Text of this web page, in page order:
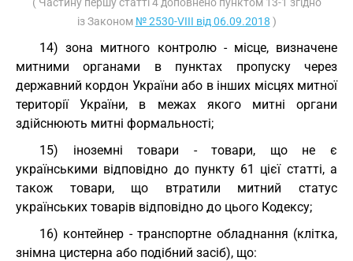
із Законом № 2530-VIII від 06.09.2018 )
14) зона митного контролю - місце, визначене
митними органами в пунктах пропуску через
державний кордон України або в інших місцях митної
території України, в межах якого митні органи
здійснюють митні формальності;
15) іноземні товари - товари, що не є
українськими відповідно до пункту 61 цієї статті, а
також товари, що втратили митний статус
українських товарів відповідно до цього Кодексу;
16) контейнер - транспортне обладнання (клітка,
знімна цистерна або подібний засіб), що: